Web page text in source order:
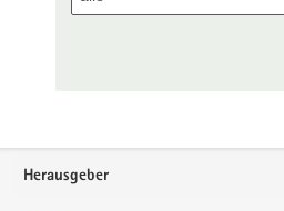
Footer-
Herausgeber